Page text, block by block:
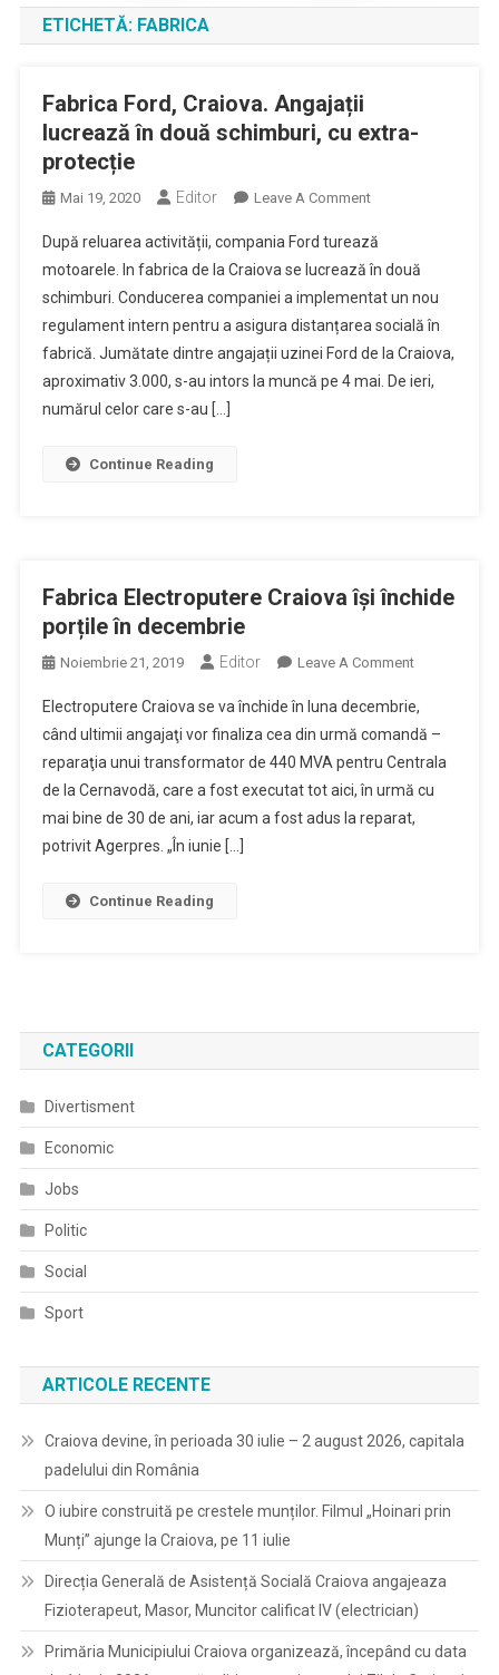
ETICHETĂ: FABRICA
Fabrica Ford, Craiova. Angajații
lucrează în două schimburi, cu extra-
protecție
Mai 19, 2020 Editor Leave A CommentOn
Ford,
Craiova.
Angajații
Lucrează
În
Două
După reluarea activității, compania Ford turează
motoarele. In fabrica de la Craiova se lucrează în două
schimburi. Conducerea companiei a implementat un nou
regulament intern pentru a asigura distanțarea socială în
fabrică. Jumătate dintre angajații uzinei Ford de la Craiova,
aproximativ 3.000, s-au intors la muncă pe 4 mai. De ieri,
numărul celor care s-au […]
Continue Reading
Fabrica Electroputere Craiova își închide
porțile în decembrie
Noiembrie 21, 2019 Editor Leave A CommentOn
Electroputere
Craiova
Își
Închide
Electroputere Craiova se va închide în luna decembrie,
când ultimii angajaţi vor finaliza cea din urmă comandă –
reparaţia unui transformator de 440 MVA pentru Centrala
de la Cernavodă, care a fost executat tot aici, în urmă cu
mai bine de 30 de ani, iar acum a fost adus la reparat,
potrivit Agerpres. „În iunie […]
Continue Reading
CATEGORII
Divertisment
Economic
Jobs
Politic
Social
Sport
ARTICOLE RECENTE
Craiova devine, în perioada 30 iulie – 2 august 2026, capitala
padelului din România
O iubire construită pe crestele munților. Filmul „Hoinari prin
Munți” ajunge la Craiova, pe 11 iulie
Direcția Generală de Asistență Socială Craiova angajeaza
Fizioterapeut, Masor, Muncitor calificat IV (electrician)
Primăria Municipiului Craiova organizează, începând cu data